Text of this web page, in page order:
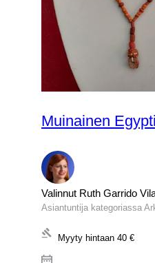
Valinnut Ruth Garrido
Asiantuntija kategoriassa
Myyty hintaan 40 €